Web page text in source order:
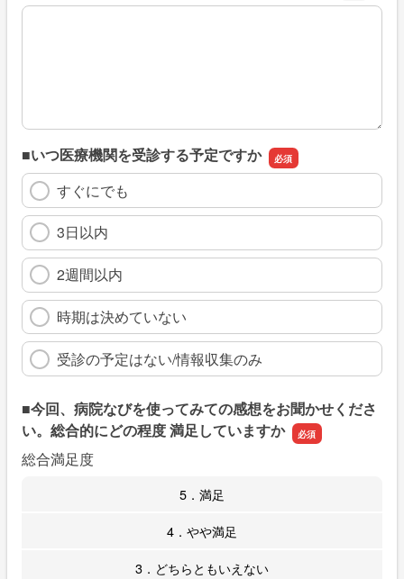
※具体的に、どのような情報を探していましたか
■いつ医療機関を受診する予定ですか
すぐにでも
3日以内
2週間以内
時期は決めていない
受診の予定はない/情報収集のみ
■今回、病院なびを使ってみての感想をお聞かせくださ
い。総合的にどの程度 満足していますか
総合満足度
5．満足
4．やや満足
3．どちらともいえない